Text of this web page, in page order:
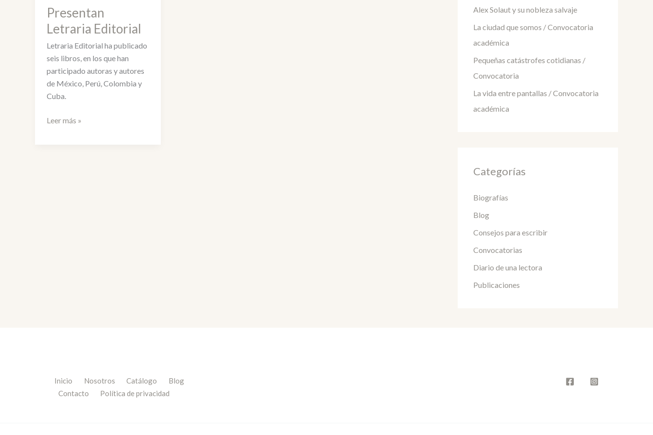
Presentan
Letraria Editorial
Letraria Editorial ha publicado
seis libros, en los que han
participado autoras y autores
de México, Perú, Colombia y
Cuba.
Presentan
Leer más »
Alex Solaut y su nobleza salvaje
La ciudad que somos / Convocatoria
académica
Pequeñas catástrofes cotidianas /
Convocatoria
La vida entre pantallas / Convocatoria
académica
Categorías
Biografías
Blog
Consejos para escribir
Convocatorias
Diario de una lectora
Publicaciones
Inicio Nosotros Catálogo
Blog
Contacto
Política de privacidad